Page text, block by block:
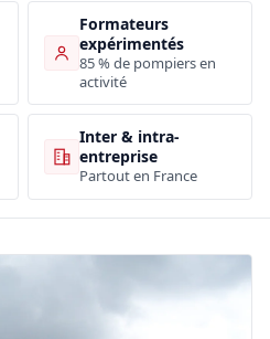
Formateurs
expérimentés
85 % de pompiers en
activité
Inter & intra-
entreprise
Partout en France